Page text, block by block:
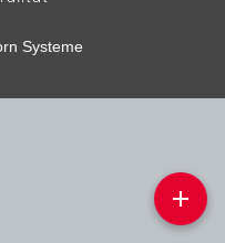
Systeme